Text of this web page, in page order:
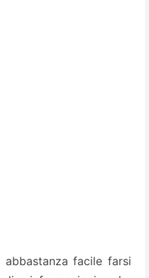
facile farsi